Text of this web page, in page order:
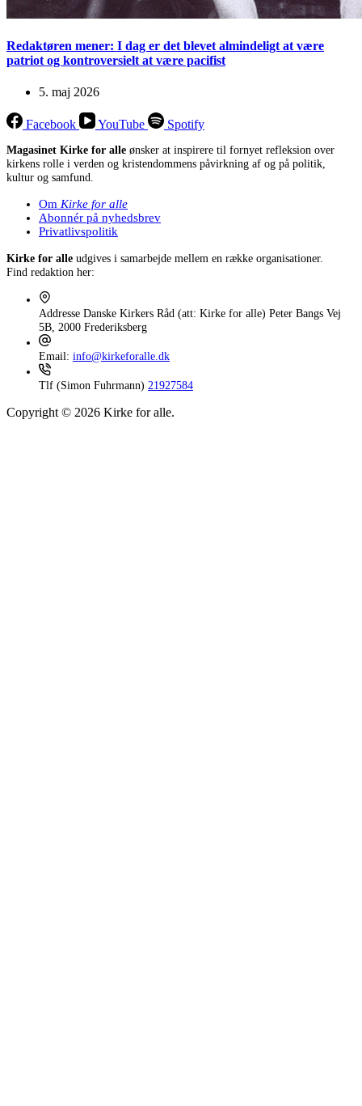
Redaktøren mener: I dag er det blevet almindeligt at være
patriot og kontroversielt at være pacifist
5. maj 2026
Facebook YouTube Spotify
Magasinet Kirke for alle ønsker at inspirere til fornyet refleksion over
kirkens rolle i verden og kristendommens påvirkning af og på politik,
kultur og samfund.
Om Kirke for alle
Abonnér på nyhedsbrev
Privatlivspolitik
Kirke for alle udgives i samarbejde mellem en række organisationer.
Find redaktion her:
Addresse Danske Kirkers Råd (att: Kirke for alle) Peter Bangs Vej
5B, 2000 Frederiksberg
Email: info@kirkeforalle.dk
Tlf (Simon Fuhrmann) 21927584
Copyright © 2026 Kirke for alle.